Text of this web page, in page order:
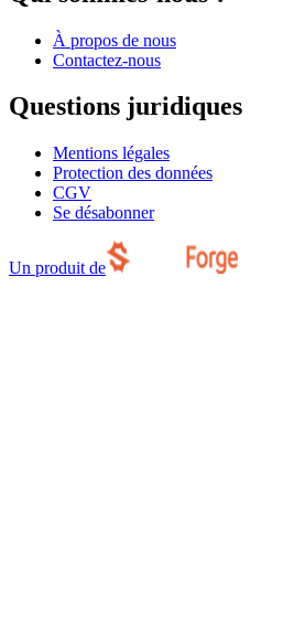
À propos de nous
Contactez-nous
Questions juridiques
Mentions légales
Protection des données
CGV
Se désabonner
Un produit de